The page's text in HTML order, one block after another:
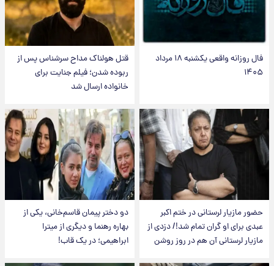
فال روزانه واقعی یکشنبه ۱۸ مرداد
۱۴۰۵
قتل هولناک مداح سرشناس پس از
ربوده شدن؛ فیلم جنایت برای
خانواده ارسال شد
حضور مازیار لرستانی در ختم اکبر
عبدی برای او گران تمام شد!/ دزدی از
مازیار لرستانی آن هم در روز روشن
دو دختر پیمان قاسم‌خانی، یکی از
بهاره رهنما و دیگری از میترا
ابراهیمی؛ در یک قاب!